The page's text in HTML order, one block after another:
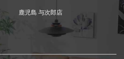
鹿児島 与次郎店